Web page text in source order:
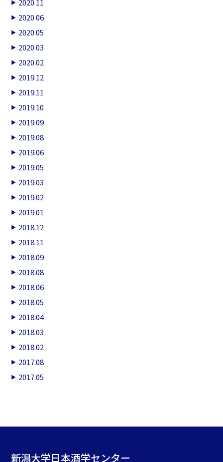
2020.11
2020.06
2020.05
2020.03
2020.02
2019.12
2019.11
2019.10
2019.09
2019.08
2019.06
2019.05
2019.03
2019.02
2019.01
2018.12
2018.11
2018.09
2018.08
2018.06
2018.05
2018.04
2018.03
2018.02
2017.08
2017.05
新潟大学日本酒学センター